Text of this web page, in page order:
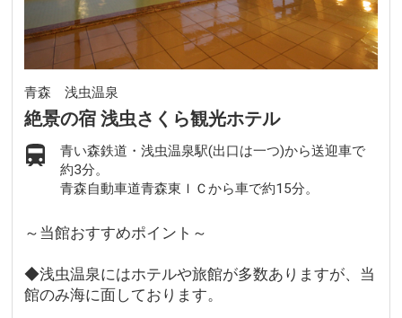
青森 浅虫温泉
絶景の宿 浅虫さくら観光ホテル
青い森鉄道・浅虫温泉駅(出口は一つ)から送迎車で
約3分。
青森自動車道青森東ＩＣから車で約15分。
～当館おすすめポイント～
◆浅虫温泉にはホテルや旅館が多数ありますが、当
館のみ海に面しております。